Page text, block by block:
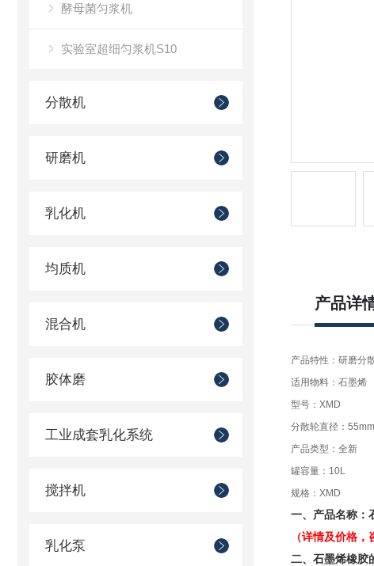
酵母菌匀浆机
实验室超细匀浆机S10
分散机
研磨机
乳化机
均质机
混合机
胶体磨
工业成套乳化系统
搅拌机
乳化泵
产品详
产品特性：研磨分
适用物料：石墨烯
型号：XMD
分散轮直径：55mm
产品类型：全新
罐容量：10L
规格：XMD
一、产品名称：
（详情及价格
二、石墨烯橡胶